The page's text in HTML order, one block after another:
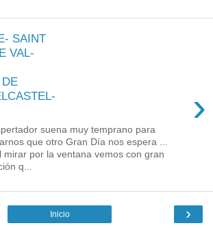
SAINT
VAL-
›
suena muy temprano para
que otro Gran Día nos espera ...
mirar por la ventana vemos con gran
q...
›
Inicio